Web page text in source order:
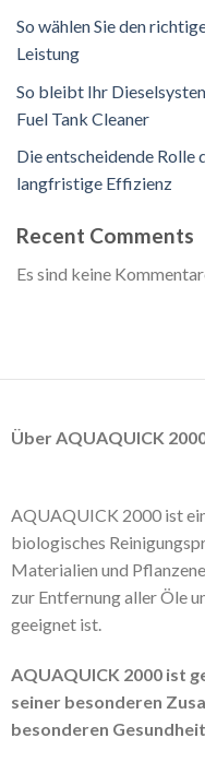
So wählen Sie den
Leistung
So bleibt Ihr
Fuel Tank Cleaner
Die entscheidende
langfristige Effizienz
Recent Comments
Es sind keine
Über AQUAQUICK
AQUAQUICK 2000 ist
biologisches
Materialien und
zur Entfernung aller Öle
geeignet ist.
AQUAQUICK 2000 ist
seiner besonderen
besonderen